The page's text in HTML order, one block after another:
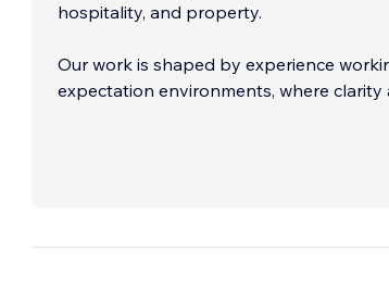
hospitality, and property.
Our work is shaped by experience
expectation environments, where